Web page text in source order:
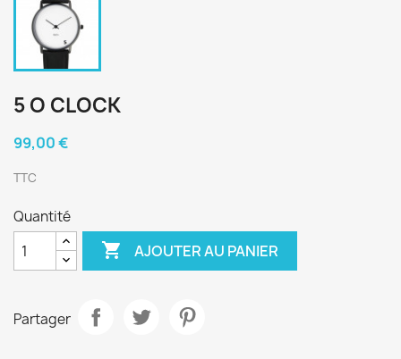
5 O CLOCK
99,00 €
TTC
Quantité
 AJOUTER AU PANIER
Partager